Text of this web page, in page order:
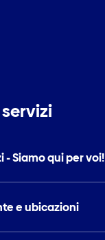
Siamo qui per voi!
e ubicazioni